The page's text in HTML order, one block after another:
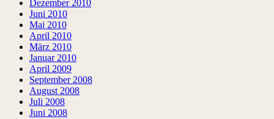
Dezember 2010
Juni 2010
Mai 2010
April 2010
März 2010
Januar 2010
April 2009
September 2008
August 2008
Juli 2008
Juni 2008